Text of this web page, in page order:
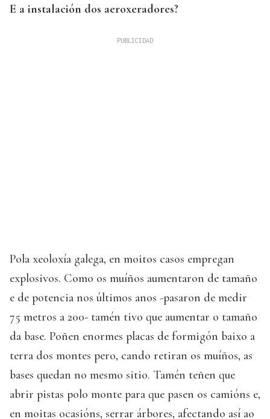
E a instalación dos aeroxeradores?
Pola xeoloxía galega, en moitos casos empregan
explosivos. Como os muíños aumentaron de tamaño
e de potencia nos últimos anos -pasaron de medir
75 metros a 200- tamén tivo que aumentar o tamaño
da base. Poñen enormes placas de formigón baixo a
terra dos montes pero, cando retiran os muíños, as
bases quedan no mesmo sitio. Tamén teñen que
abrir pistas polo monte para que pasen os camións e,
en moitas ocasións, serrar árbores, afectando así ao